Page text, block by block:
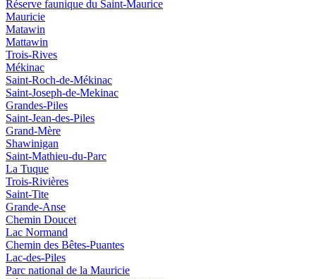
Réserve faunique du Saint‑Maurice
Mauricie
Matawin
Mattawin
Trois-Rives
Mékinac
Saint-Roch-de-Mékinac
Saint-Joseph-de-Mekinac
Grandes-Piles
Saint-Jean-des-Piles
Grand-Mère
Shawinigan
Saint-Mathieu-du-Parc
La Tuque
Trois-Rivières
Saint-Tite
Grande-Anse
Chemin Doucet
Lac Normand
Chemin des Bêtes-Puantes
Lac-des-Piles
Parc national de la Mauricie